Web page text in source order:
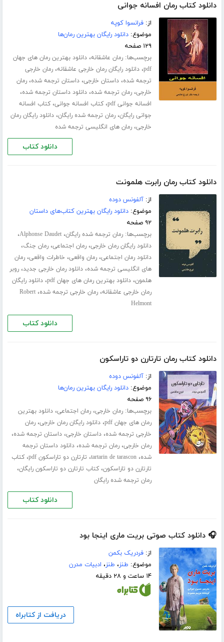
دانلود کتاب رمان افسانه جوانی
از:فرانسوا کوپه
موضوع:دانلود رایگان بهترین رمان‌ها
۱۲۹ صفحه
برچسب‌ها:رمان عاشقانه،دانلود بهترین رمان های جهان
pdf،دانلود رایگان رمان خارجی عاشقانه،رمان خارجی
ترجمه شده،داستان خارجی،داستان ترجمه شده،رمان
خارجی،رمان ترجمه شده،دانلود داستان ترجمه شده،
افسانه جوانی pdf ،کتاب افسانه جوانی،کتاب افسانه
جوانی رایگان،رمان ترجمه شده رایگان،دانلود رایگان رمان
خارجی،رمان های انگلیسی ترجمه شده
دانلود کتاب
دانلود کتاب رمان رابرت هلمونت
از:آلفونس دوده
موضوع:دانلود رایگان بهترین کتاب‌های داستان
۹۲ صفحه
برچسب‌ها:رمان ترجمه شده رایگان،Alphonse Daudet،
دانلود رایگان رمان خارجی،رمان اجتماعی،رمان جنگ،
دانلود رمان اجتماعی،رمان واقعی، خاطرات واقعی،رمان
های انگلیسی ترجمه شده،دانلود رمان خارجی جدید،روبر
هلمون،دانلود بهترین رمان های جهان pdf ،دانلود رایگان
رمان خارجی عاشقانه،رمان خارجی ترجمه شده،Robert
Helmont
دانلود کتاب
دانلود کتاب رمان تارتارن دو تاراسکون
از:آلفونس دوده
موضوع:دانلود رایگان بهترین رمان‌ها
۹۶ صفحه
برچسب‌ها:رمان خارجی،رمان اجتماعی،دانلود بهترین
رمان های جهان pdf
،دانلود رایگان رمان خارجی،رمان
خارجی ترجمه شده،داستان خارجی،داستان ترجمه شده،
رمان خارجی،رمان ترجمه شده،دانلود داستان ترجمه
شده،tartarin de tarascon، تارتارن دو تاراسکون pdf ،کتاب
تارتارن دو تاراسکون،کتاب تارتارن دو تاراسکون رایگان،
رمان ترجمه شده رایگان
دانلود کتاب
🎧 دانلود کتاب صوتی بریت ماری اینجا بود
از:فردریک بکمن
موضوع: طنز، طنز، ادبیات مدرن
۱۴ ساعت و ۲۸ دقیقه
دریافت از کتابراه